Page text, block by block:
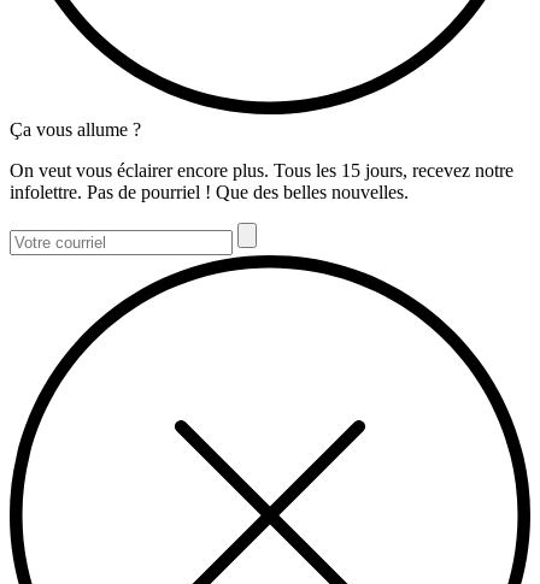
Ça vous allume ?
On veut vous éclairer encore plus. Tous les 15 jours, recevez notre
infolettre. Pas de pourriel ! Que des belles nouvelles.